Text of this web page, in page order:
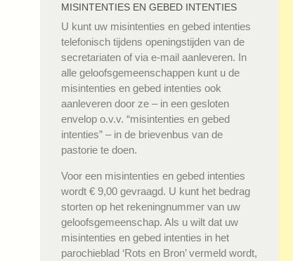
MISINTENTIES EN GEBED INTENTIES
U kunt uw misintenties en gebed intenties
telefonisch tijdens openingstijden van de
secretariaten of via e-mail aanleveren. In
alle geloofsgemeenschappen kunt u de
misintenties en gebed intenties ook
aanleveren door ze – in een gesloten
envelop o.v.v. “misintenties en gebed
intenties” – in de brievenbus van de
pastorie te doen.
Voor een misintenties en gebed intenties
wordt € 9,00 gevraagd. U kunt het bedrag
storten op het rekeningnummer van uw
geloofsgemeenschap. Als u wilt dat uw
misintenties en gebed intenties in het
parochieblad ‘Rots en Bron’ vermeld wordt,